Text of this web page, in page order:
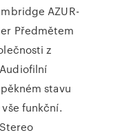
AZUR-
Předmětem
z
stavu
funkční.